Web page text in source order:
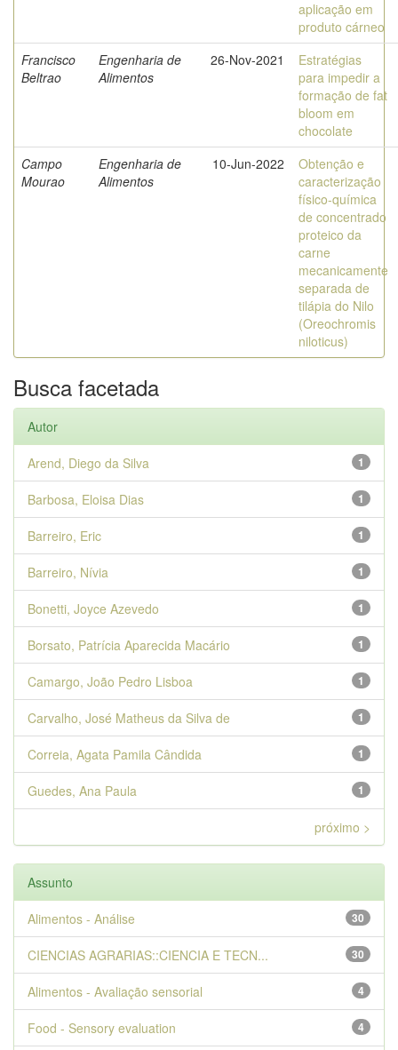
aplicação em
produto cárneo
Francisco
Beltrao
Engenharia de
Alimentos
26-Nov-2021
Estratégias
para impedir a
formação de fat
bloom em
chocolate
Campo
Mourao
Engenharia de
Alimentos
10-Jun-2022
Obtenção e
caracterização
físico-química
de concentrado
proteico da
carne
mecanicamente
separada de
tilápia do Nilo
(Oreochromis
niloticus)
Busca facetada
Autor
1
Arend, Diego da Silva
1
Barbosa, Eloisa Dias
1
Barreiro, Eric
1
Barreiro, Nívia
1
Bonetti, Joyce Azevedo
1
Borsato, Patrícia Aparecida Macário
1
Camargo, João Pedro Lisboa
1
Carvalho, José Matheus da Silva de
1
Correia, Agata Pamila Cândida
1
Guedes, Ana Paula
próximo >
Assunto
30
Alimentos - Análise
30
CIENCIAS AGRARIAS::CIENCIA E TECN...
4
Alimentos - Avaliação sensorial
4
Food - Sensory evaluation